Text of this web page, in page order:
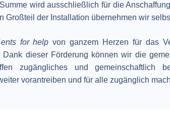
wird ausschließlich für die
Großteil der Installation übernehmen wir
ents for help von ganzem Herzen für das
Dank dieser Förderung können wir die
zugängliches und gemeinschaftlich
vorantreiben und für alle zugänglich